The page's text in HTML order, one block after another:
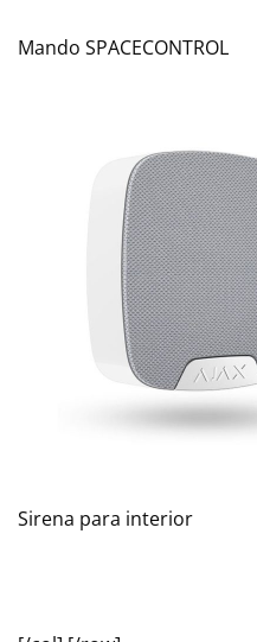
Mando SPACECONTROL
Sirena para interior